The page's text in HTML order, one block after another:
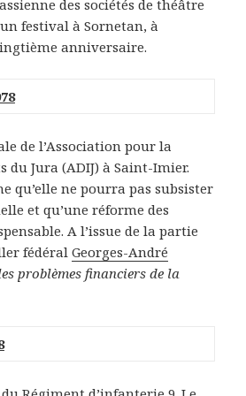
des sociétés de théâtre
festival à Sornetan, à
anniversaire.
de l’Association pour la
du Jura (ADIJ) à Saint-Imier.
qu’elle ne pourra pas subsister
et qu’une réforme des
A l’issue de la partie
fédéralGeorges-André
problèmes financiers de la